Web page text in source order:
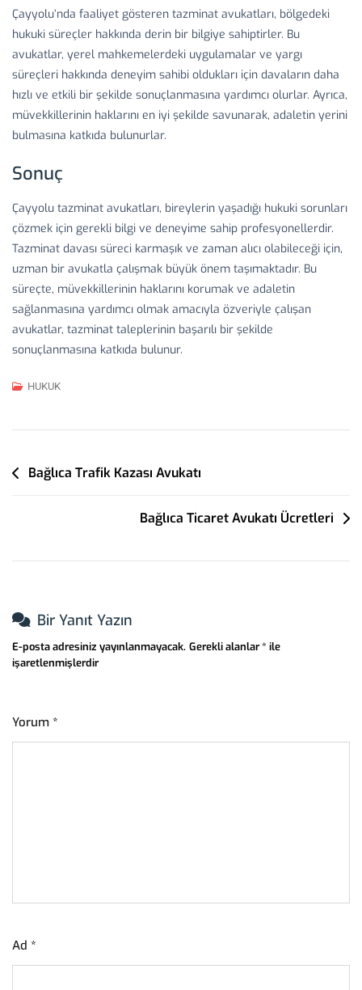
Çayyolu’nda faaliyet gösteren tazminat avukatları, bölgedeki
hukuki süreçler hakkında derin bir bilgiye sahiptirler. Bu
avukatlar, yerel mahkemelerdeki uygulamalar ve yargı
süreçleri hakkında deneyim sahibi oldukları için davaların daha
hızlı ve etkili bir şekilde sonuçlanmasına yardımcı olurlar. Ayrıca,
müvekkillerinin haklarını en iyi şekilde savunarak, adaletin yerini
bulmasına katkıda bulunurlar.
Sonuç
Çayyolu tazminat avukatları, bireylerin yaşadığı hukuki sorunları
çözmek için gerekli bilgi ve deneyime sahip profesyonellerdir.
Tazminat davası süreci karmaşık ve zaman alıcı olabileceği için,
uzman bir avukatla çalışmak büyük önem taşımaktadır. Bu
süreçte, müvekkillerinin haklarını korumak ve adaletin
sağlanmasına yardımcı olmak amacıyla özveriyle çalışan
avukatlar, tazminat taleplerinin başarılı bir şekilde
sonuçlanmasına katkıda bulunur.
HUKUK
YazıBağlıca Trafik Kazası Avukatı
Bağlıca Ticaret Avukatı Ücretleri
Bir Yanıt Yazın
E-posta adresiniz yayınlanmayacak. Gerekli alanlar* ile
işaretlenmişlerdir
Yorum *
Ad *